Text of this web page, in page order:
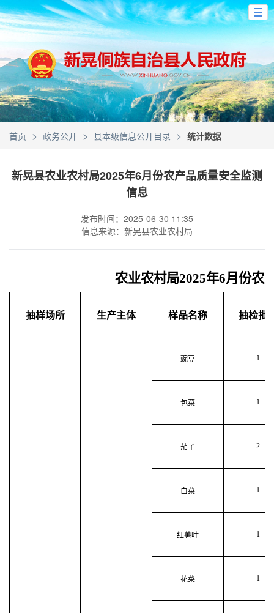
首页 > 政务公开 > 县本级信息公开目录 > 统计数据
新晃县农业农村局2025年6月份农产品质量安全监测
信息
发布时间：2025-06-30 11:35
信息来源：新晃县农业农村局
农业农村局2025年6月份农
抽样场所 生产主体 样品名称 抽检批
豌豆 1
包菜 1
茄子 2
白菜 1
红薯叶 1
花菜 1